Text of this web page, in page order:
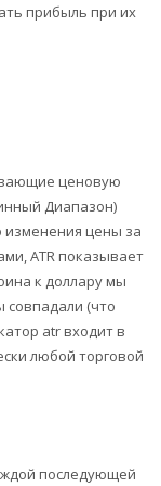
прибыль при их
ценовую
Диапазон)
изменения цены за
ATR показывает
к доллару мы
(что
atr входит в
любой торговой
последующей